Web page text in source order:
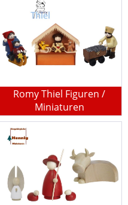
Romy Thiel Figuren /
Miniaturen